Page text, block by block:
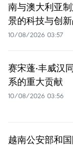
南与澳大利亚
景的科技与创
10/08/2026 03:57
赛宋蓬·丰威汉
系的重大贡献
10/08/2026 03:56
越南公安部和